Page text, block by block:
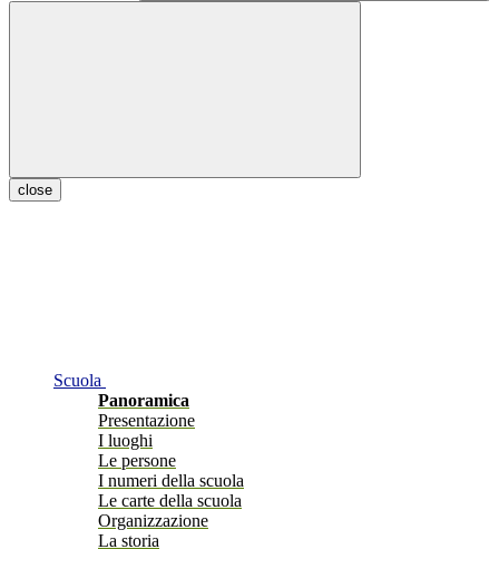
close
Scuola
Panoramica
Presentazione
I luoghi
Le persone
I numeri della scuola
Le carte della scuola
Organizzazione
La storia